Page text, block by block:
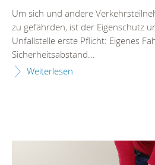
Um sich und andere
zu gefährden, ist der Eigenschutz
Unfallstelle erste Pflicht: Eigenes
Sicherheitsabstand...
Weiterlesen